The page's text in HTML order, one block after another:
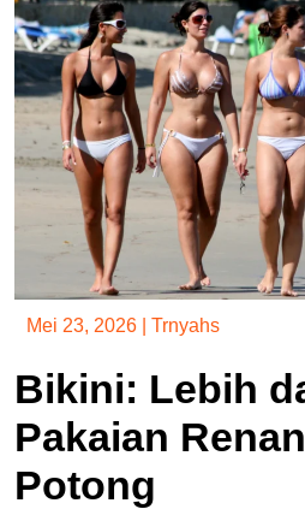
Mei 23, 2026 Trnyahs
Bikini: Lebih
Pakaian
Potong